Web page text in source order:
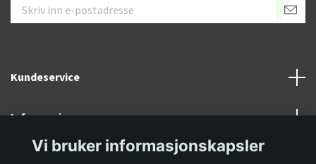
Kundeservice
Informasjon
Vi bruker informasjonskapsler